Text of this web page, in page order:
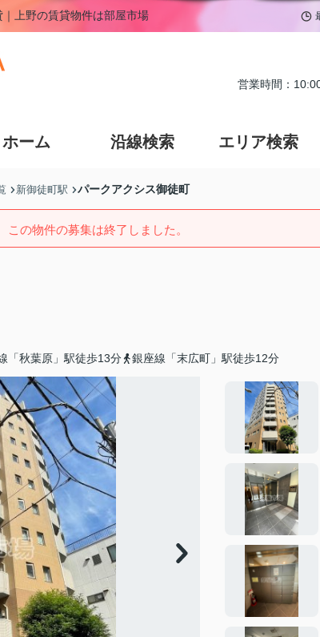
上野の賃貸物件は部屋市場
営業時間：
ホーム 沿線検索 エリア検索
新御徒町駅 パークアクシス御徒町
この物件の募集は終了しました。
「秋葉原」駅徒歩13分 銀座線「末広町」駅徒歩12分